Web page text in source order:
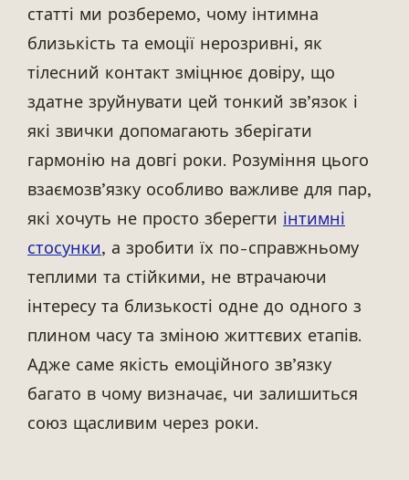
статті ми розберемо, чому інтимна
близькість та емоції нерозривні, як
тілесний контакт зміцнює довіру, що
здатне зруйнувати цей тонкий зв’язок і
які звички допомагають зберігати
гармонію на довгі роки. Розуміння цього
взаємозв’язку особливо важливе для пар,
які хочуть не просто зберегти інтимні
стосунки, а зробити їх по-справжньому
теплими та стійкими, не втрачаючи
інтересу та близькості одне до одного з
плином часу та зміною життєвих етапів.
Адже саме якість емоційного зв’язку
багато в чому визначає, чи залишиться
союз щасливим через роки.